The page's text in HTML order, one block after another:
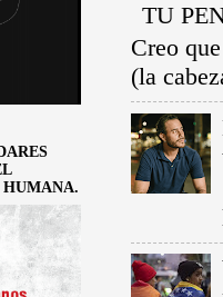
TU
Creo
(la